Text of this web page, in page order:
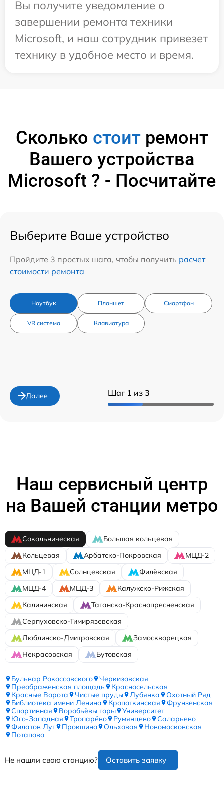
Вы получите уведомление о
завершении ремонта техники
Microsoft, и наш сотрудник привезет
технику в удобное место и время.
Сколько стоитремонт
Вашего устройства
Microsoft ? - Посчитайте
Шаг 1 из 3
Выберите Ваше устройство
Пройдите 3 простых шага, чтобы получить расчет
стоимости ремонта
Ноутбук Планшет Смартфон
VR система Клавиатура
Далее
Наш сервисный центр
на Вашей станции метро
Сокольническая
Большая кольцевая
Кольцевая
Арбатско-Покровская
МЦД-2
МЦД-1
Солнцевская
Филёвская
МЦД-4
МЦД-3
Калужско-Рижская
Калининская
Таганско-Краснопресненская
Серпуховско-Тимирязевская
Люблинско-Дмитровская
Замоскворецкая
Некрасовская
Бутовская
Бульвар Рокоссовского
Черкизовская
Преображенская площадь
Красносельская
Красные Ворота
Чистые пруды Лубянка
Охотный Ряд
Библиотека имени Ленина
Кропоткинская
Фрунзенская
Спортивная
Воробьёвы горы
Университет
Юго-Западная
Тропарёво Румянцево
Саларьево
Филатов Луг
Прокшино Ольховая
Новомосковская
Потапово
Не нашли свою станцию? Оставить заявку